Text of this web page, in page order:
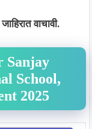
वाचावी.
Sanjay
School,
2025